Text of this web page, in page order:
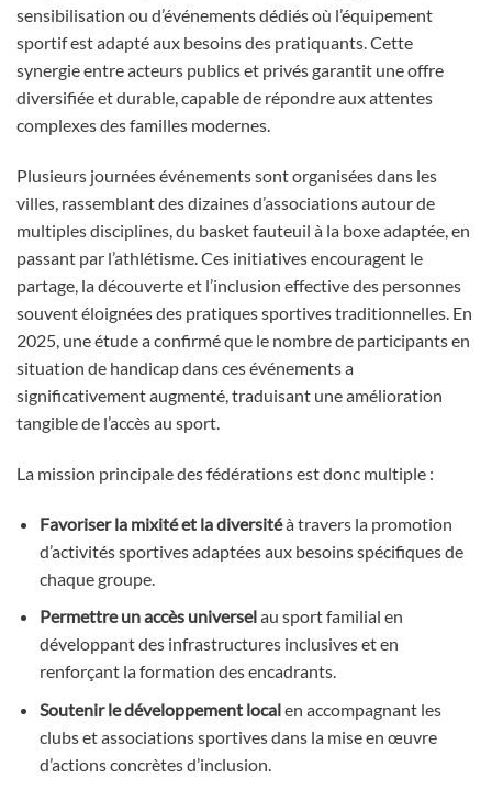
sensibilisation ou d’événements dédiés où l’équipement
sportif est adapté aux besoins des pratiquants. Cette
synergie entre acteurs publics et privés garantit une offre
diversifiée et durable, capable de répondre aux attentes
complexes des familles modernes.
Plusieurs journées événements sont organisées dans les
villes, rassemblant des dizaines d’associations autour de
multiples disciplines, du basket fauteuil à la boxe adaptée, en
passant par l’athlétisme. Ces initiatives encouragent le
partage, la découverte et l’inclusion effective des personnes
souvent éloignées des pratiques sportives traditionnelles. En
2025, une étude a confirmé que le nombre de participants en
situation de handicap dans ces événements a
significativement augmenté, traduisant une amélioration
tangible de l’accès au sport.
La mission principale des fédérations est donc multiple :
Favoriser la mixité et la diversitéà travers la promotion
d’activités sportives adaptées aux besoins spécifiques de
chaque groupe.
Permettre un accès universelau sport familial en
développant des infrastructures inclusives et en
renforçant la formation des encadrants.
Soutenir le développement localen accompagnant les
clubs et associations sportives dans la mise en œuvre
d’actions concrètes d’inclusion.